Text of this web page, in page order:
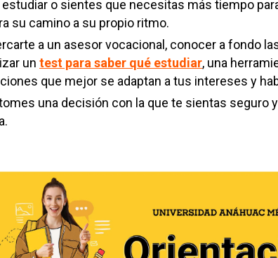
o sientes que necesitas más tiempo
su camino a su propio ritmo.
a un asesor vocacional, conocer a fondo
un test para saber qué estudiar, una
que mejor se adaptan a tus intereses y
una decisión con la que te sientas seguro